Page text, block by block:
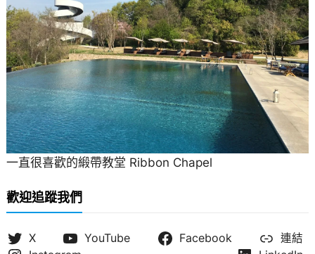
一直很喜歡的緞帶教堂 Ribbon Chapel
歡迎追蹤我們
X YouTube Facebook
連結